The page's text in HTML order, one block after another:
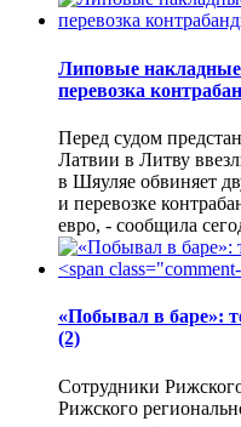
Липовые накладные
перевозка
Перед судом
Латвии в Литву
в Шяуляе обвиняет
и перевозке
евро, - сообщила
«Побывал в баре»:
(2)
Сотрудники
Рижского